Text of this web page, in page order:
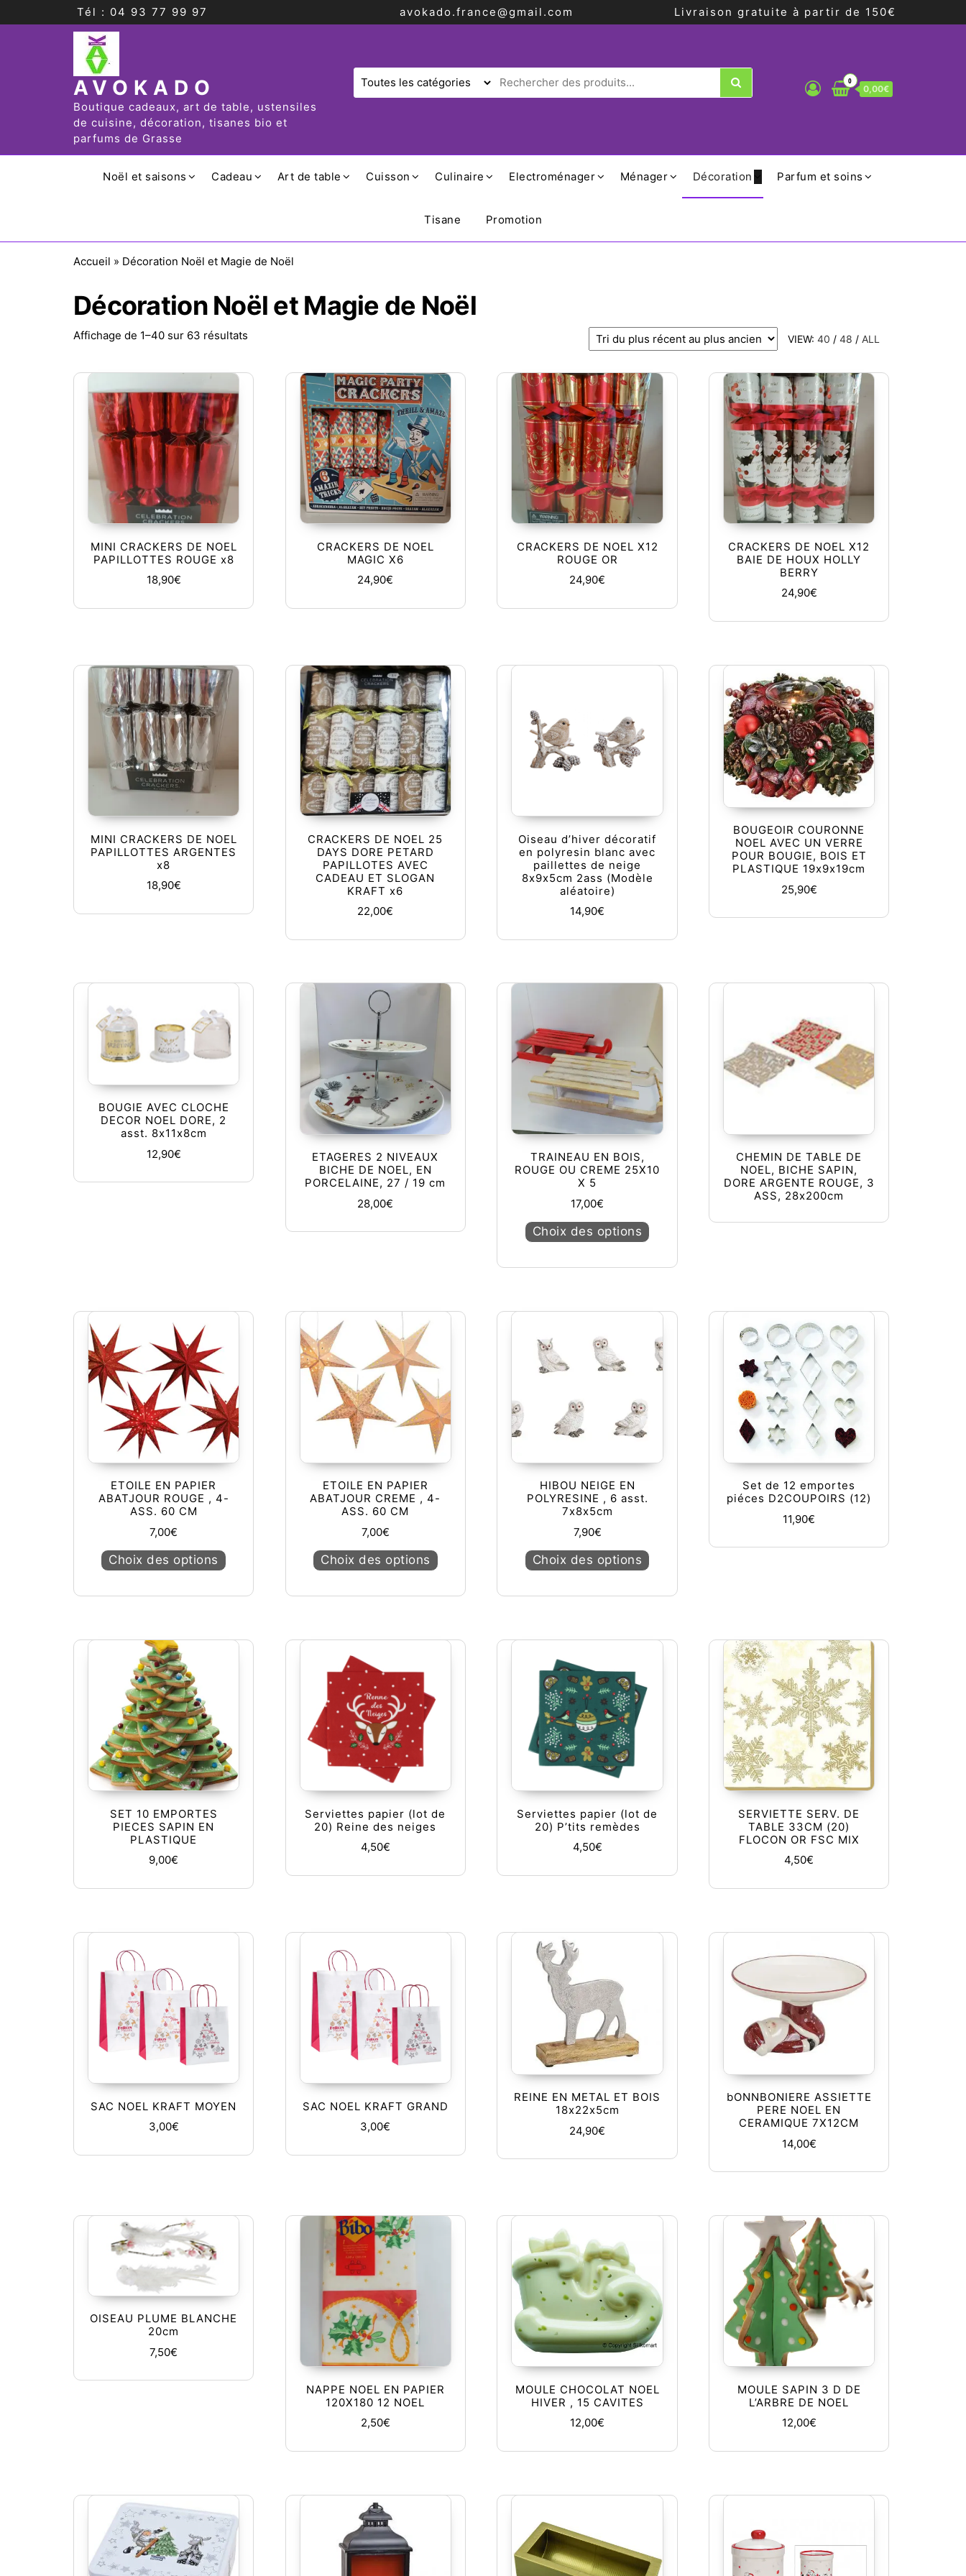
Tél : 04 93 77 99 97 avokado.france@gmail.com Livraison gratuite à partir de 150€
AVOKADO
Boutique cadeaux, art de table, ustensiles
de cuisine, décoration, tisanes bio et
parfums de Grasse
0
0,00€
Noël et saisons Cadeau Art de table Cuisson Culinaire Electroménager Ménager Décoration Parfum et soins
Tisane Promotion
Accueil » Décoration Noël et Magie de Noël
Décoration Noël et Magie de Noël
VIEW: 40 / 48 / ALL
Affichage de 1–40 sur 63 résultats
MINI CRACKERS DE NOEL
PAPILLOTTES ROUGE x8
18,90€
CRACKERS DE NOEL
MAGIC X6
24,90€
CRACKERS DE NOEL X12
ROUGE OR
24,90€
CRACKERS DE NOEL X12
BAIE DE HOUX HOLLY
BERRY
24,90€
MINI CRACKERS DE NOEL
PAPILLOTTES ARGENTES
x8
18,90€
CRACKERS DE NOEL 25
DAYS DORE PETARD
PAPILLOTES AVEC
CADEAU ET SLOGAN
KRAFT x6
22,00€
Oiseau d’hiver décoratif
en polyresin blanc avec
paillettes de neige
8x9x5cm 2ass (Modèle
aléatoire)
14,90€
BOUGEOIR COURONNE
NOEL AVEC UN VERRE
POUR BOUGIE, BOIS ET
PLASTIQUE 19x9x19cm
25,90€
BOUGIE AVEC CLOCHE
DECOR NOEL DORE, 2
asst. 8x11x8cm
12,90€
ETAGERES 2 NIVEAUX
BICHE DE NOEL, EN
PORCELAINE, 27 / 19 cm
28,00€
TRAINEAU EN BOIS,
ROUGE OU CREME 25X10
X 5
17,00€
Choix des options Ce produit a plusieurs variations. Les options peuvent être
CHEMIN DE TABLE DE
NOEL, BICHE SAPIN,
DORE ARGENTE ROUGE, 3
ASS, 28x200cm
ETOILE EN PAPIER
ABATJOUR ROUGE , 4-
ASS. 60 CM
7,00€
Choix des options Ce produit a plusieurs variations. Les options peuvent être choisies sur la page du produit
ETOILE EN PAPIER
ABATJOUR CREME , 4-
ASS. 60 CM
7,00€
Choix des options Ce produit a plusieurs variations. Les options peuvent être choisies sur la page du produit
HIBOU NEIGE EN
POLYRESINE , 6 asst.
7x8x5cm
7,90€
Choix des options
Set de 12 emportes
piéces D2COUPOIRS (12)
11,90€
SET 10 EMPORTES
PIECES SAPIN EN
PLASTIQUE
9,00€
Serviettes papier (lot de
20) Reine des neiges
4,50€
Serviettes papier (lot de
20) P’tits remèdes
4,50€
SERVIETTE SERV. DE
TABLE 33CM (20)
FLOCON OR FSC MIX
4,50€
SAC NOEL KRAFT MOYEN
3,00€
SAC NOEL KRAFT GRAND
3,00€
REINE EN METAL ET BOIS
18x22x5cm
24,90€
bONNBONIERE ASSIETTE
PERE NOEL EN
CERAMIQUE 7X12CM
14,00€
OISEAU PLUME BLANCHE
20cm
7,50€
NAPPE NOEL EN PAPIER
120X180 12 NOEL
2,50€
MOULE CHOCOLAT NOEL
HIVER , 15 CAVITES
12,00€
MOULE SAPIN 3 D DE
L’ARBRE DE NOEL
12,00€